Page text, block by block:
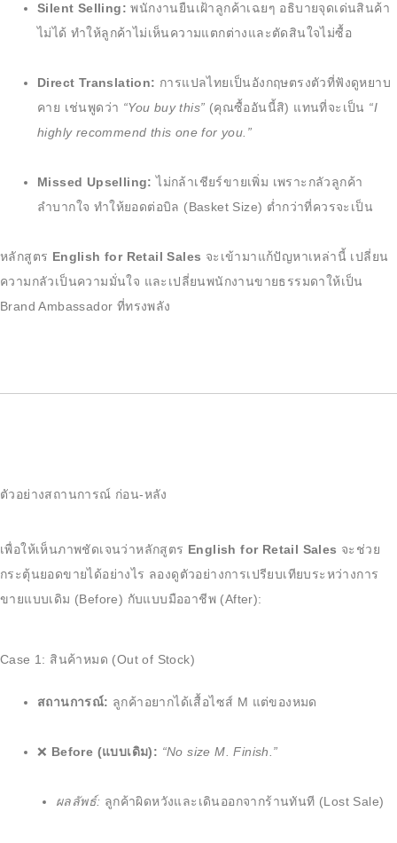
Silent Selling: พนักงานยืนเฝ้าลูกค้าเฉยๆ อธิบายจุดเด่นสินค้า
ไม่ได้ ทำให้ลูกค้าไม่เห็นความแตกต่างและตัดสินใจไม่ซื้อ
Direct Translation: การแปลไทยเป็นอังกฤษตรงตัวที่ฟังดูหยาบ
คาย เช่นพูดว่า “You buy this” (คุณซื้ออันนี้สิ) แทนที่จะเป็น “I
highly recommend this one for you.”
Missed Upselling: ไม่กล้าเชียร์ขายเพิ่ม เพราะกลัวลูกค้า
ลำบากใจ ทำให้ยอดต่อบิล (Basket Size) ต่ำกว่าที่ควรจะเป็น
หลักสูตร English for Retail Sales จะเข้ามาแก้ปัญหาเหล่านี้ เปลี่ยน
ความกลัวเป็นความมั่นใจ และเปลี่ยนพนักงานขายธรรมดาให้เป็น
Brand Ambassador ที่ทรงพลัง
ตัวอย่างสถานการณ์ ก่อน-หลัง
เพื่อให้เห็นภาพชัดเจนว่าหลักสูตร English for Retail Sales จะช่วย
กระตุ้นยอดขายได้อย่างไร ลองดูตัวอย่างการเปรียบเทียบระหว่างการ
ขายแบบเดิม (Before) กับแบบมืออาชีพ (After):
Case 1: สินค้าหมด (Out of Stock)
สถานการณ์: ลูกค้าอยากได้เสื้อไซส์ M แต่ของหมด
❌ Before (แบบเดิม): “No size M. Finish.”
ผลลัพธ์: ลูกค้าผิดหวังและเดินออกจากร้านทันที (Lost Sale)